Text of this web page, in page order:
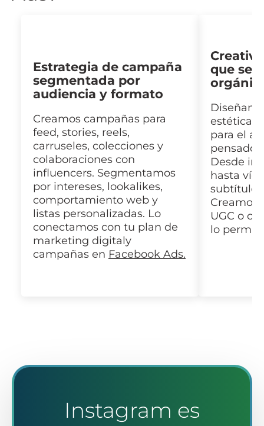
Estrategia de campaña
segmentada por
audiencia y formato
Creamos campañas para
feed, stories, reels,
carruseles, colecciones y
colaboraciones con
influencers. Segmentamos
por intereses, lookalikes,
comportamiento web y
listas personalizadas. Lo
conectamos con tu plan de
marketing digitaly
campañas en Facebook Ads.
que se
estética
para el
Desde
hasta
Creamos
UGC o
lo
Instagram es